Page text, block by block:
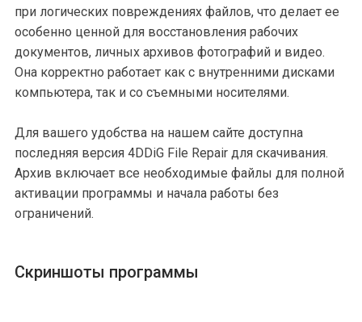
при логических повреждениях файлов, что делает ее
особенно ценной для восстановления рабочих
документов, личных архивов фотографий и видео.
Она корректно работает как с внутренними дисками
компьютера, так и со съемными носителями.
Для вашего удобства на нашем сайте доступна
последняя версия 4DDiG File Repair для скачивания.
Архив включает все необходимые файлы для полной
активации программы и начала работы без
ограничений.
Скриншоты программы